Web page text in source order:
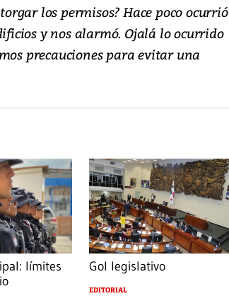
los permisos? Hace poco ocurrió
y nos alarmó. Ojalá lo ocurrido
precauciones para evitar una
límites
Gol legislativo
EDITORIAL